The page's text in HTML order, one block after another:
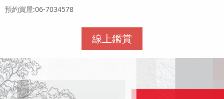
預約賞屋:06-7034578
線上鑑賞